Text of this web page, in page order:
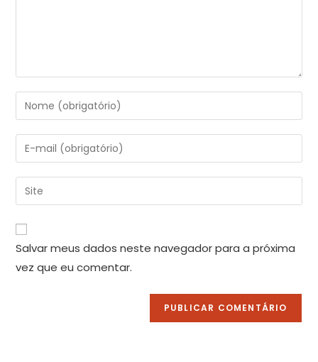
Salvar meus dados neste navegador para a próxima
vez que eu comentar.